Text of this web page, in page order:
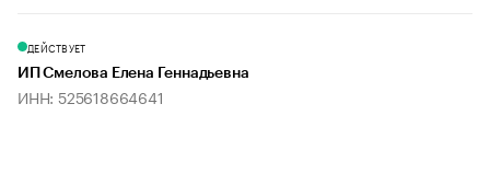
ДЕЙСТВУЕТ
ИП Смелова Елена Геннадьевна
ИНН: 525618664641